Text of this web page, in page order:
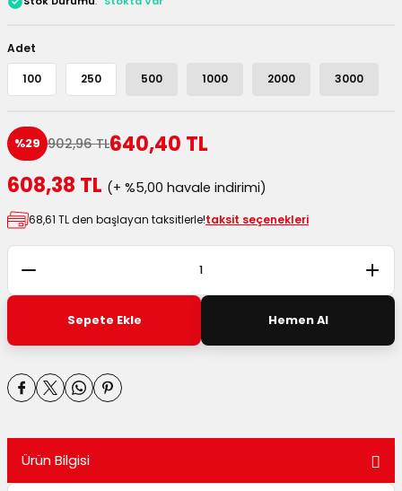
Kutuları
Kutuları
Kutular
ve Koliler
Adet
100 250 500 1000 2000 3000
%29 902,96 TL640,40 TL
608,38 TL (+ %5,00 havale indirimi)
68,61 TL den başlayan taksitlerle!taksit seçenekleri
Sepete Ekle Hemen Al
Ürün Bilgisi